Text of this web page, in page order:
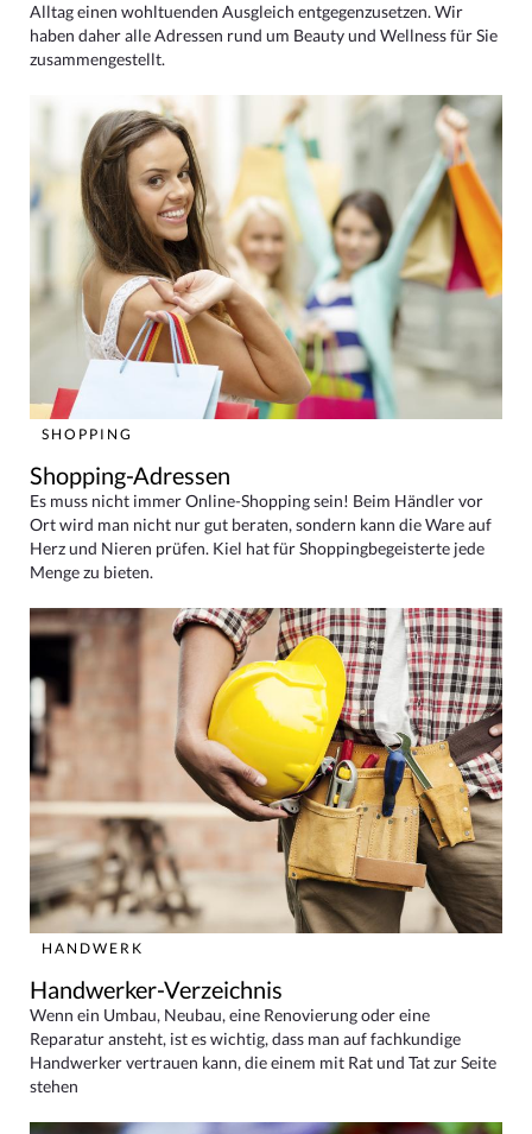
Alltag einen wohltuenden Ausgleich entgegenzusetzen. Wir
haben daher alle Adressen rund um Beauty und Wellness für Sie
zusammengestellt.
SHOPPING
Shopping-Adressen
Es muss nicht immer Online-Shopping sein! Beim Händler vor
Ort wird man nicht nur gut beraten, sondern kann die Ware auf
Herz und Nieren prüfen. Kiel hat für Shoppingbegeisterte jede
Menge zu bieten.
HANDWERK
Handwerker-Verzeichnis
Wenn ein Umbau, Neubau, eine Renovierung oder eine
Reparatur ansteht, ist es wichtig, dass man auf fachkundige
Handwerker vertrauen kann, die einem mit Rat und Tat zur Seite
stehen